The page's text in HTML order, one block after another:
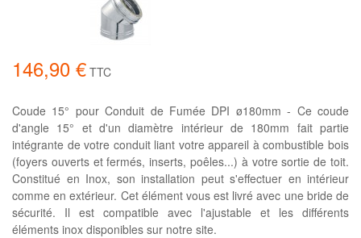
146,90 € TTC
Coude 15° pour Conduit de Fumée DPI ø180mm - Ce coude
d'angle 15° et d'un diamètre intérieur de 180mm fait partie
intégrante de votre conduit liant votre appareil à combustible bois
(foyers ouverts et fermés, inserts, poêles...) à votre sortie de toit.
Constitué en Inox, son installation peut s'effectuer en intérieur
comme en extérieur. Cet élément vous est livré avec une bride de
sécurité. Il est compatible avec l'ajustable et les différents
éléments inox disponibles sur notre site.